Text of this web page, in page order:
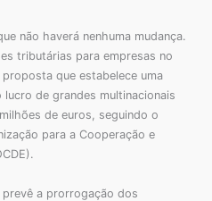
não haverá nenhuma mudança.
tributárias para empresas no
que estabelece uma
de grandes multinacionais
de euros, seguindo o
para a Cooperação e
a prorrogação dos